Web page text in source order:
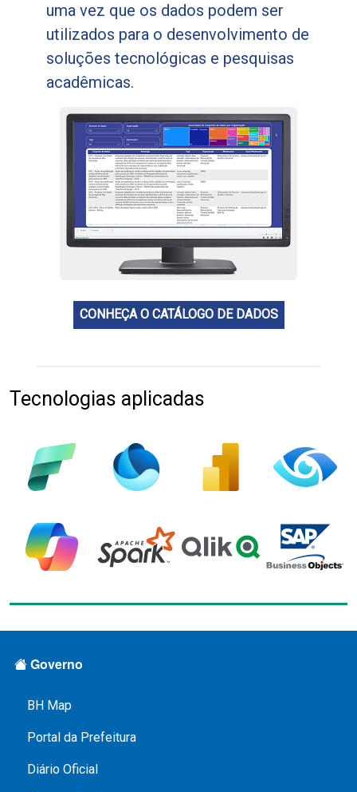
uma vez que os dados podem ser
utilizados para o desenvolvimento de
soluções tecnológicas e pesquisas
acadêmicas.
CONHEÇA O CATÁLOGO DE DADOS
Tecnologias aplicadas
Governo
BH Map
Portal da Prefeitura
Diário Oficial